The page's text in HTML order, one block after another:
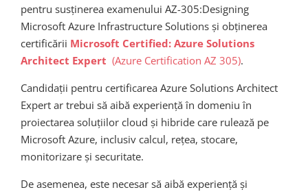
pentru susținerea examenului AZ-305:Designing
Microsoft Azure Infrastructure Solutions și obținerea
certificării Microsoft Certified: Azure Solutions
Architect Expert (Azure Certification AZ 305).
Candidații pentru certificarea Azure Solutions Architect
Expert ar trebui să aibă experiență în domeniu în
proiectarea soluțiilor cloud și hibride care rulează pe
Microsoft Azure, inclusiv calcul, rețea, stocare,
monitorizare și securitate.
De asemenea, este necesar să aibă experiență și